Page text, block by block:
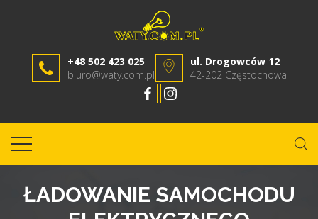
+48 502 423 025
biuro@waty.com.pl
ul. Drogowców 12
42-202 Częstochowa
ŁADOWANIE SAMOCHODU